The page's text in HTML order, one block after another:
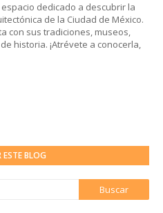
dedicado a descubrir la
de la Ciudad de México.
con sus tradiciones, museos,
historia. ¡Atrévete a conocerla,
ESTE BLOG